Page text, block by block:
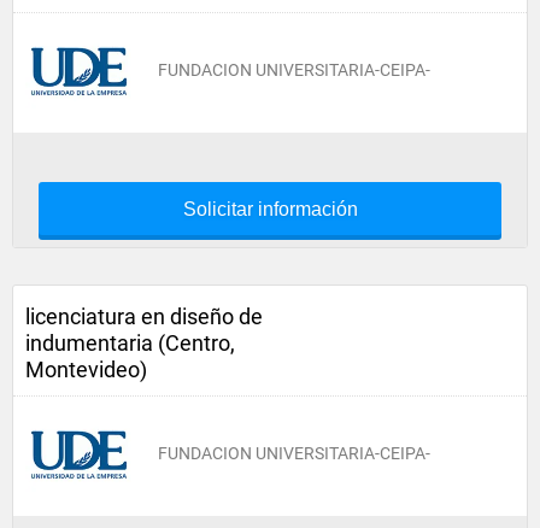
FUNDACION UNIVERSITARIA-CEIPA-
Solicitar información
licenciatura en diseño de
indumentaria (Centro,
Montevideo)
FUNDACION UNIVERSITARIA-CEIPA-